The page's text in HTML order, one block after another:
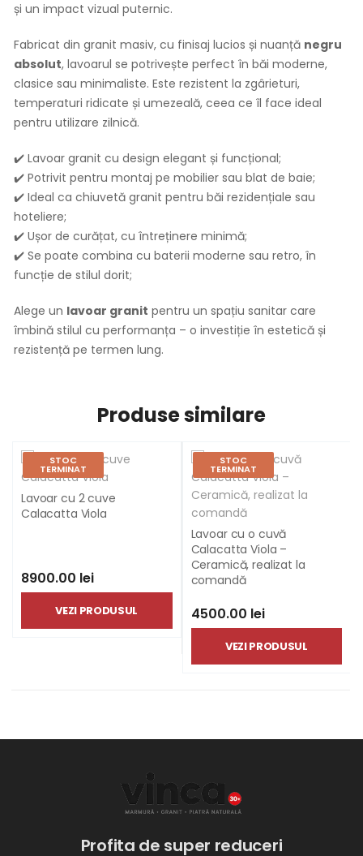
și un impact vizual puternic.
Fabricat din granit masiv, cu finisaj lucios și nuanță negru
absolut, lavoarul se potrivește perfect în băi moderne,
clasice sau minimaliste. Este rezistent la zgârieturi,
temperaturi ridicate și umezeală, ceea ce îl face ideal
pentru utilizare zilnică.
✔️ Lavoar granit cu design elegant și funcțional;
✔️ Potrivit pentru montaj pe mobilier sau blat de baie;
✔️ Ideal ca chiuvetă granit pentru băi rezidențiale sau
hoteliere;
✔️ Ușor de curățat, cu întreținere minimă;
✔️ Se poate combina cu baterii moderne sau retro, în
funcție de stilul dorit;
Alege un lavoar granit pentru un spațiu sanitar care
îmbină stilul cu performanța – o investiție în estetică și
rezistență pe termen lung.
Produse similare
STOC
TERMINAT
Lavoar cu 2 cuve
Calacatta Viola
8900.00 lei
VEZI PRODUSUL
STOC
TERMINAT
Lavoar cu o cuvă
Calacatta Viola –
Ceramică, realizat la
comandă
4500.00 lei
VEZI PRODUSUL
Profita de super reduceri